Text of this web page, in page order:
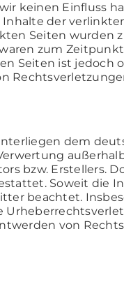
keinen Einfluss
der
Seiten wurden
zum
Seiten ist jedoch
dem
bzw. Erstellers.
Soweit die
beachtet.
von